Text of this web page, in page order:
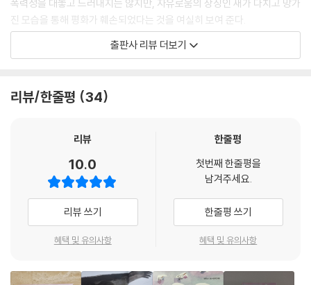
폭력성을 대놓고 드러내지는 않지만, 자유로움의 상징인 새가 다치고 망가
진 모습을 통해 평화가 훼손되었다는 것을 여실히 보여 준다.
그렇다면 이 책의 제목은 어째서 《자유롭게 새처럼》일까? 조나스와 파랑
이러한 장면을 통해 바루 작가는 아무리 끔찍한 환경이라도 서로가 연대한
책의 결말에서 건강을 회복한 새들이 다시금 길을 떠날 때, 가족을 꾸린 주
인공 새는 행복해서 떠나지 않는다. 이를 통해 우리는 그 무엇보다 사랑의
힘이 중요하다는 것을 느낄 수 있고, 그렇기 때문에 세계 곳곳의 분쟁 지역
에 애정 어린 관심을 기울여야 함을 다시 한번 상기하게 된다.
우리 시대의 묵직한 주제로 감동을 전달하는 바루 작가의 신작
출판사 리뷰 더보기
리뷰/한줄평 34
리뷰
10.0
리뷰 쓰기
혜택 및 유의사항
한줄평
첫번째 한줄평을
남겨주세요.
한줄평 쓰기
혜택 및 유의사항